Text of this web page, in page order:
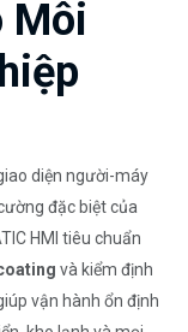
Môi
diện người-máy
đặc biệt của
HMI tiêu chuẩn
và kiểm định
vận hành ổn định